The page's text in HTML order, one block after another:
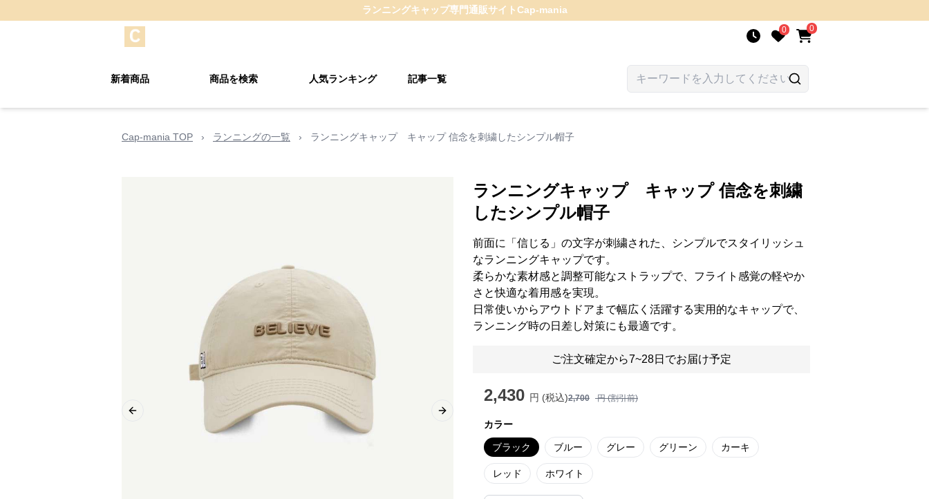
ランニングキャップ専門通販サイトCap-mania
0 0
新着商品 商品を検索 人気ランキング 記事一覧
Cap-mania TOP › ランニングの一覧 › ランニングキャップ キャップ 信念を刺繍したシンプル帽子
Previous slide Next slide
ランニングキャップ キャップ 信念を刺繍
したシンプル帽子
前面に「信じる」の文字が刺繍された、シンプルでスタイリッシュ
なランニングキャップです。
柔らかな素材感と調整可能なストラップで、フライト感覚の軽やか
さと快適な着用感を実現。
日常使いからアウトドアまで幅広く活躍する実用的なキャップで、
ランニング時の日差し対策にも最適です。
ご注文確定から7~28日でお届け予定
2,430 円 (税込)2,700 円 (割引前)
カラー
ブラック ブルー グレー グリーン カーキ
レッド ホワイト